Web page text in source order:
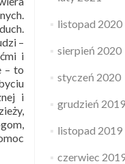
–
i
– to
i
listopad 2020
sierpień 2020
styczeń 2020
grudzień 2019
listopad 2019
czerwiec